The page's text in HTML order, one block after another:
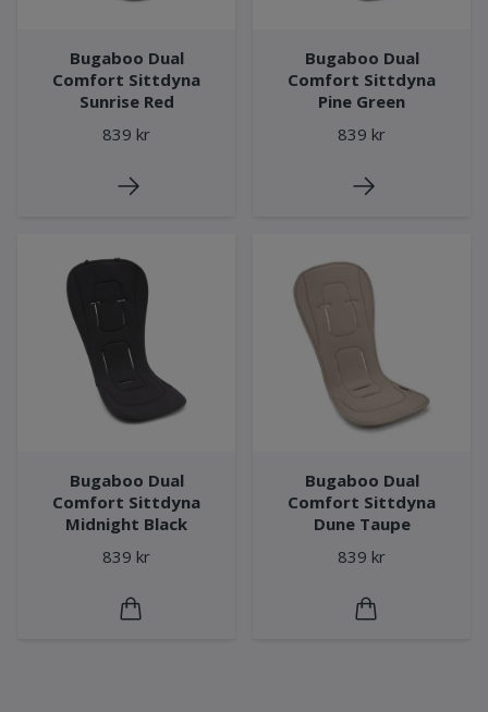
Bugaboo Dual
Comfort Sittdyna
Sunrise Red
839 kr
Bugaboo Dual
Comfort Sittdyna
Pine Green
839 kr
Bugaboo Dual
Comfort Sittdyna
Midnight Black
839 kr
Bugaboo Dual
Comfort Sittdyna
Dune Taupe
839 kr